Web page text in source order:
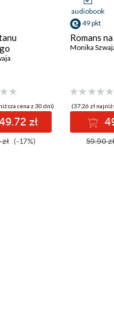
cena z 30 dni)
zł
(-17%)
audiobook
49 pkt
Romans
Monika
(37,26 zł
59.90 zł